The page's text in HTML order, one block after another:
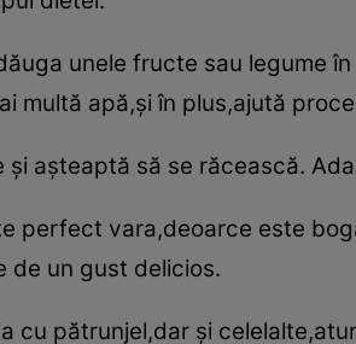
unele fructe sau legume
multă apă,şi în plus,ajută
şi aşteaptă să se răcească.
perfect vara,deoarce este
de un gust delicios.
cu pătrunjel,dar şi